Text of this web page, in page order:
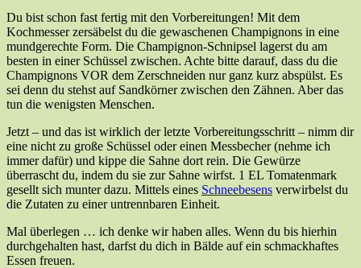
Du bist schon fast fertig mit den Vorbereitungen! Mit dem
Kochmesser zersäbelst du die gewaschenen Champignons in eine
mundgerechte Form. Die Champignon-Schnipsel lagerst du am
besten in einer Schüssel zwischen. Achte bitte darauf, dass du die
Champignons VOR dem Zerschneiden nur ganz kurz abspülst. Es
sei denn du stehst auf Sandkörner zwischen den Zähnen. Aber das
tun die wenigsten Menschen.
Jetzt – und das ist wirklich der letzte Vorbereitungsschritt – nimm dir
eine nicht zu große Schüssel oder einen Messbecher (nehme ich
immer dafür) und kippe die Sahne dort rein. Die Gewürze
überrascht du, indem du sie zur Sahne wirfst. 1 EL Tomatenmark
gesellt sich munter dazu. Mittels eines Schneebesens verwirbelst du
die Zutaten zu einer untrennbaren Einheit.
Mal überlegen … ich denke wir haben alles. Wenn du bis hierhin
durchgehalten hast, darfst du dich in Bälde auf ein schmackhaftes
Essen freuen.